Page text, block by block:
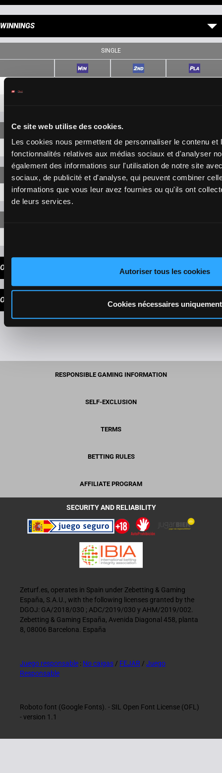
Ce site web utilise des cookies.
Les cookies nous permettent de personnaliser le contenu
fonctionnalités relatives aux médias sociaux et d'analyser
également des informations sur l'utilisation de notre site
sociaux, de publicité et d'analyse, qui peuvent combiner
informations que vous leur avez fournies ou qu'ils ont
de leurs services.
Autoriser tous les cookies
Cookies nécessaires uniquement
WINNINGS
SINGLE
3-4-2 82,80 €
OUR TIPS
OUR CHOICE
RESPONSIBLE GAMING INFORMATION
SELF-EXCLUSION
TERMS
BETTING RULES
AFFILIATE PROGRAM
SECURITY AND RELIABILITY
Zeturf.es, operates in Spain under Zebetting & Gaming
España, S.A.U., with the following licenses granted by the
DGOJ: GA/2018/030 ; ADC/2019/030 y AHM/2019/002.
Zebetting & Gaming España, Avenida Diagonal 458, planta
8, 08006 Barcelona. España
Juego responsable : No caigas / FEJAR / Juego
Responsable
Roboto font (Google Fonts). - SIL Open Font License (OFL)
- version 1.1